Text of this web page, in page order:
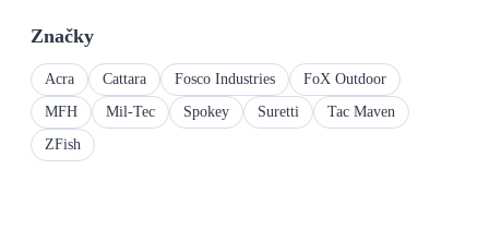
Značky
Acra Cattara Fosco Industries
FoX Outdoor
MFH
Mil-Tec Spokey Suretti
Tac Maven
ZFish